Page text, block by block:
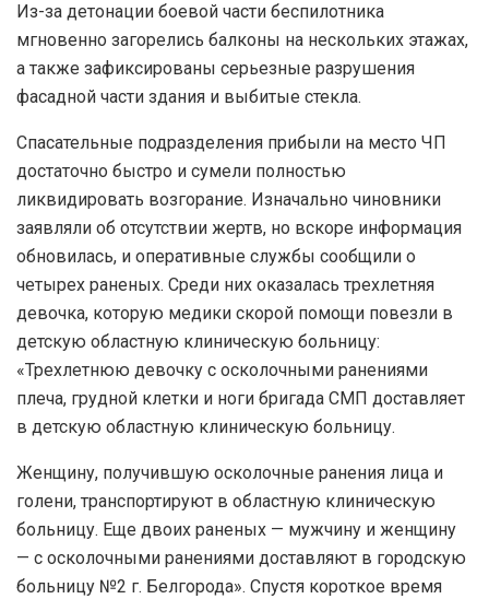
Из-за детонации боевой части беспилотника
мгновенно загорелись балконы на нескольких этажах,
а также зафиксированы серьезные разрушения
фасадной части здания и выбитые стекла.
Спасательные подразделения прибыли на место ЧП
достаточно быстро и сумели полностью
ликвидировать возгорание. Изначально чиновники
заявляли об отсутствии жертв, но вскоре информация
обновилась, и оперативные службы сообщили о
четырех раненых. Среди них оказалась трехлетняя
девочка, которую медики скорой помощи повезли в
детскую областную клиническую больницу:
«Трехлетнюю девочку с осколочными ранениями
плеча, грудной клетки и ноги бригада СМП доставляет
в детскую областную клиническую больницу.
Женщину, получившую осколочные ранения лица и
голени, транспортируют в областную клиническую
больницу. Еще двоих раненых — мужчину и женщину
— с осколочными ранениями доставляют в городскую
больницу №2 г. Белгорода». Спустя короткое время